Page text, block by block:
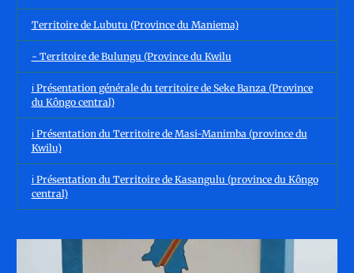
Territoire de Lubutu (Province du Maniema)
- Territoire de Bulungu (Province du Kwilu
ℹ️ Présentation générale du territoire de Seke Banza (Province
du Kôngo central)
ℹ️ Présentation du Territoire de Masi-Manimba (province du
Kwilu)
ℹ️ Présentation du Territoire de Kasangulu (province du Kôngo
central)